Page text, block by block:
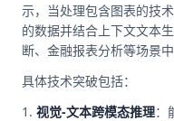
示，当处理包含图表的技
的数据并结合上下文文本
断、金融报表分析等场景
具体技术突破包括：
视觉-文本跨模态推理：